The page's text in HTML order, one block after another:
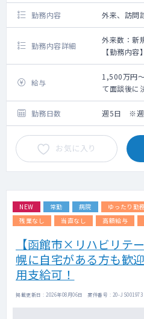
勤務内容 外来、訪問
勤務内容詳細
外来数：新
【勤務内
午前：
午後：
※外来、訪
す。
各曜日の内
調整となり
【外来につ
初診、再診
の方針に従
【訪問診療
施設メイン
体制です。
【患者層】
ど
給与
1,500万円
て面談後に
勤務日数 週5日 ※週
お気に入り
NEW 常勤 病院 ゆったり勤
残業なし
当直なし 高額給与
【函館市×リハビリテ
幌に自宅がある方も歓
用支給可！
掲載更新日 : 2026年08月06日 案件番号 : 20-JS001973